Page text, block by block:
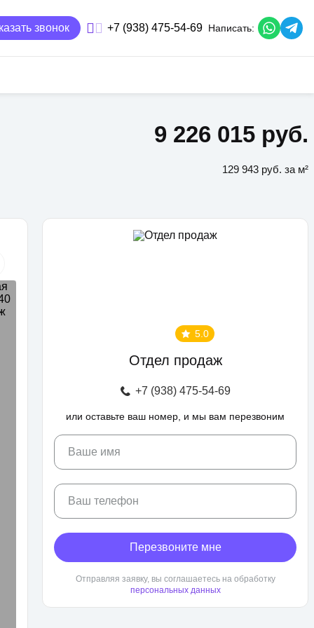
звонок +7 (938) 475-54-69 Написать:
9 226 015 руб.
129 943 руб. за м²
5.0
Отдел продаж
+7 (938) 475-54-69
или оставьте ваш номер, и мы вам перезвоним
Ваше имя
Ваш телефон
Перезвоните мне
Отправляя заявку, вы соглашаетесь на обработку
персональных данных